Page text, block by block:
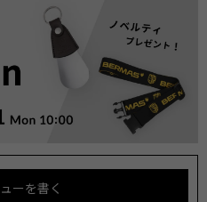
ーを書く